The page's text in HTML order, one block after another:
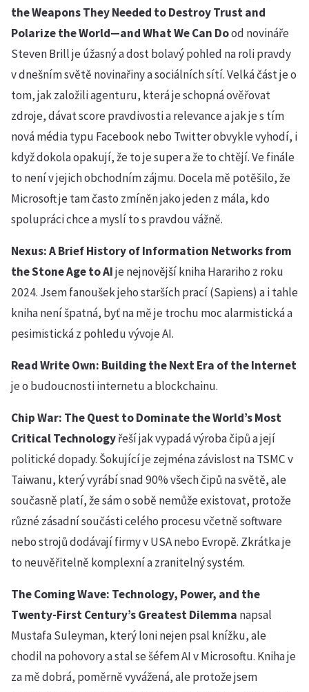
the Weapons They Needed to Destroy Trust and
Polarize the World—and What We Can Dood novináře
Steven Brill je úžasný a dost bolavý pohled na roli pravdy
v dnešním světě novinařiny a sociálních sítí. Velká část je o
tom, jak založili agenturu, která je schopná ověřovat
zdroje, dávat score pravdivosti a relevance a jak je s tím
nová média typu Facebook nebo Twitter obvykle vyhodí, i
když dokola opakují, že to je super a že to chtějí. Ve finále
to není v jejich obchodním zájmu. Docela mě potěšilo, že
Microsoft je tam často zmíněn jako jeden z mála, kdo
spolupráci chce a myslí to s pravdou vážně.
Nexus: A Brief History of Information Networks from
the Stone Age to AIje nejnovější kniha Harariho z roku
2024. Jsem fanoušek jeho starších prací (Sapiens) a i tahle
kniha není špatná, byť na mě je trochu moc alarmistická a
pesimistická z pohledu vývoje AI.
Read Write Own: Building the Next Era of the Internet
je o budoucnosti internetu a blockchainu.
Chip War: The Quest to Dominate the World’s Most
Critical Technologyřeší jak vypadá výroba čipů a její
politické dopady. Šokující je zejména závislost na TSMC v
Taiwanu, který vyrábí snad 90% všech čipů na světě, ale
současně platí, že sám o sobě nemůže existovat, protože
různé zásadní součásti celého procesu včetně software
nebo strojů dodávají firmy v USA nebo Evropě. Zkrátka je
to neuvěřitelně komplexní a zranitelný systém.
The Coming Wave: Technology, Power, and the
Twenty-First Century’s Greatest Dilemma napsal
Mustafa Suleyman, který loni nejen psal knížku, ale
chodil na pohovory a stal se šéfem AI v Microsoftu. Kniha je
za mě dobrá, poměrně vyvážená, ale protože jsem